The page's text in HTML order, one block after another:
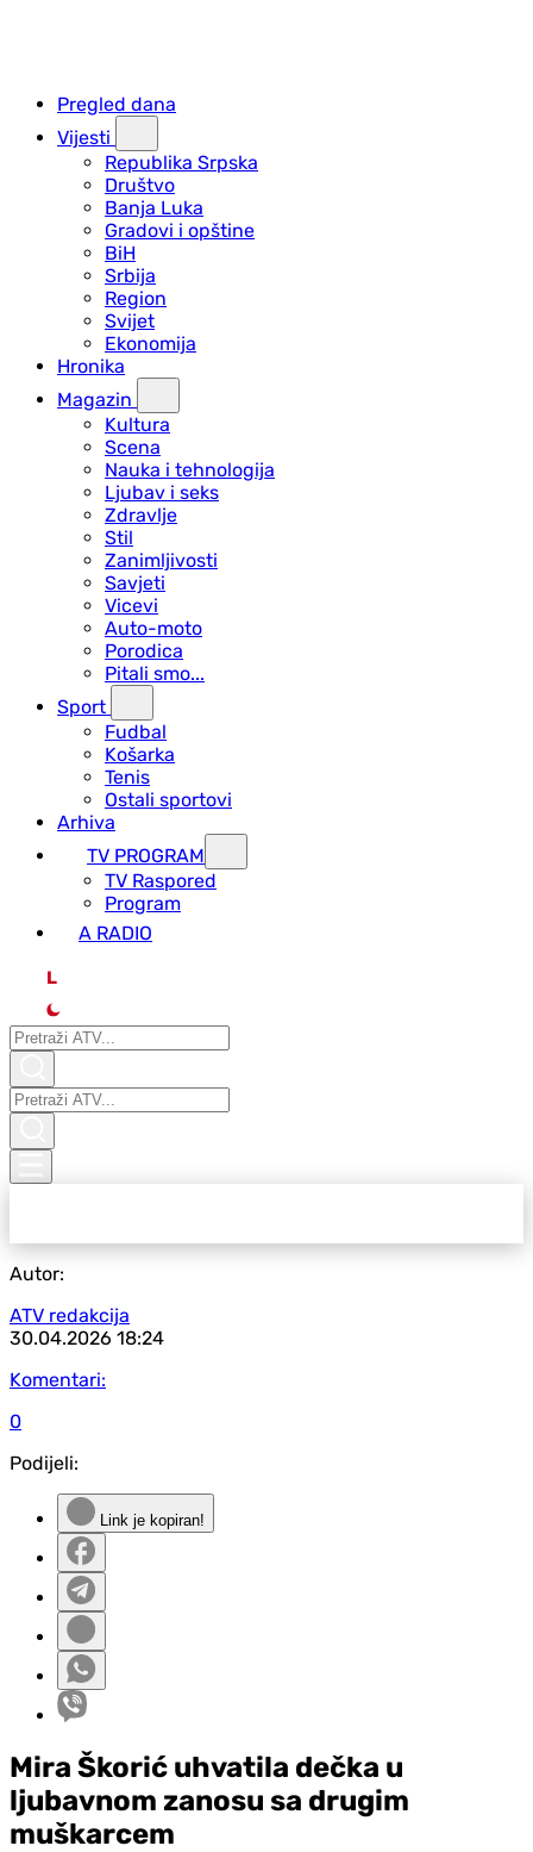
Pregled dana
Vijesti
Republika Srpska
Društvo
Banja Luka
Gradovi i opštine
BiH
Srbija
Region
Svijet
Ekonomija
Hronika
Magazin
Kultura
Scena
Nauka i tehnologija
Ljubav i seks
Zdravlje
Stil
Zanimljivosti
Savjeti
Vicevi
Auto-moto
Porodica
Pitali smo...
Sport
Fudbal
Košarka
Tenis
Ostali sportovi
Arhiva
TV PROGRAM
ТV Raspored
Program
A RADIO
L
Autor:
ATV redakcija
30.04.2026 18:24
Komentari:
0
Podijeli:
Link je kopiran!
Mira Škorić uhvatila dečka u
ljubavnom zanosu sa drugim
muškarcem